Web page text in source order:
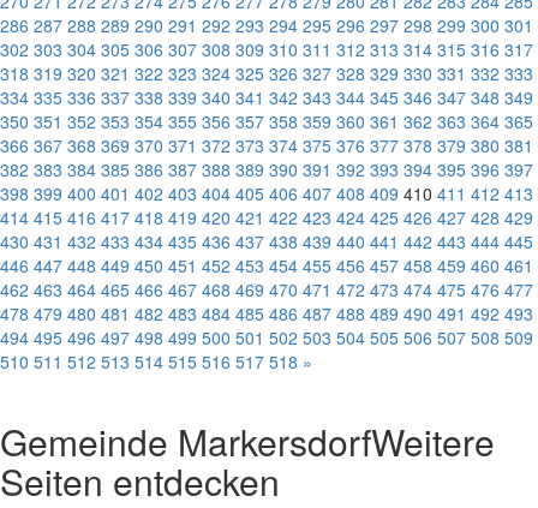
286 287 288 289 290 291 292 293 294 295 296 297 298 299 300 301
302 303 304 305 306 307 308 309 310 311 312 313 314 315 316 317
318 319 320 321 322 323 324 325 326 327 328 329 330 331 332 333
334 335 336 337 338 339 340 341 342 343 344 345 346 347 348 349
350 351 352 353 354 355 356 357 358 359 360 361 362 363 364 365
366 367 368 369 370 371 372 373 374 375 376 377 378 379 380 381
382 383 384 385 386 387 388 389 390 391 392 393 394 395 396 397
398 399 400 401 402 403 404 405 406 407 408 409 410 411 412 413
414 415 416 417 418 419 420 421 422 423 424 425 426 427 428 429
430 431 432 433 434 435 436 437 438 439 440 441 442 443 444 445
446 447 448 449 450 451 452 453 454 455 456 457 458 459 460 461
462 463 464 465 466 467 468 469 470 471 472 473 474 475 476 477
478 479 480 481 482 483 484 485 486 487 488 489 490 491 492 493
494 495 496 497 498 499 500 501 502 503 504 505 506 507 508 509
510 511 512 513 514 515 516 517 518 »
Gemeinde MarkersdorfWeitere
Seiten entdecken